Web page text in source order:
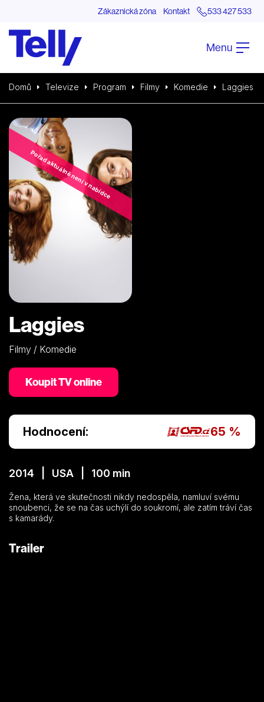
Zákaznická zóna Kontakt 533 427 533
Menu
Domů Televize Program Filmy Komedie Laggies
Pořad aktuálně není v nabídce
Laggies
Filmy / Komedie
Koupit TV online
Hodnocení: 65 %
2014 | USA | 100 min
Žena, která ve skutečnosti nikdy nedospěla, namluví svému
snoubenci, že se na čas uchýlí do soukromí, ale zatím tráví čas
s kamarády.
Trailer